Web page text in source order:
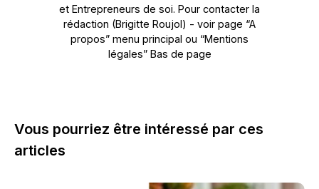
et Entrepreneurs de soi. Pour contacter la
rédaction (Brigitte Roujol) - voir page “A
propos” menu principal ou “Mentions
légales” Bas de page
Vous pourriez être intéressé par ces
articles